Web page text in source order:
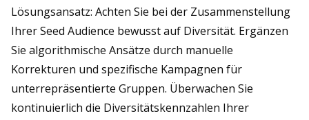
Lösungsansatz: Achten Sie bei der Zusammenstellung
Ihrer Seed Audience bewusst auf Diversität. Ergänzen
Sie algorithmische Ansätze durch manuelle
Korrekturen und spezifische Kampagnen für
unterrepräsentierte Gruppen. Überwachen Sie
kontinuierlich die Diversitätskennzahlen Ihrer